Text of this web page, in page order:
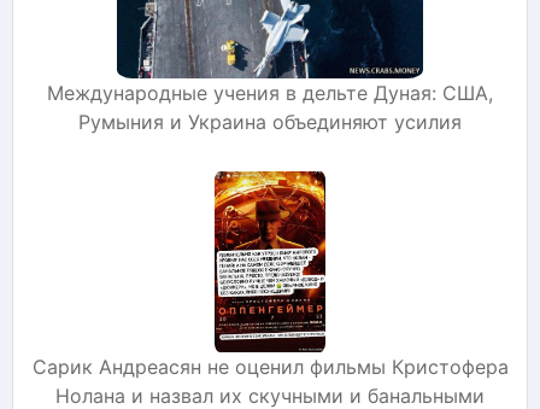
Международные учения в дельте Дуная: США,
Румыния и Украина объединяют усилия
Сарик Андреасян не оценил фильмы Кристофера
Нолана и назвал их скучными и банальными